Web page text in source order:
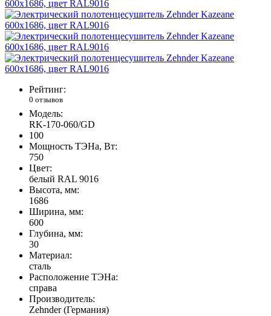
Рейтинг:
0 отзывов
Модель:
RK-170-060/GD
100
Мощность ТЭНа, Вт:
750
Цвет:
белый RAL 9016
Высота, мм:
1686
Ширина, мм:
600
Глубина, мм:
30
Материал:
сталь
Расположение ТЭНа:
справа
Производитель:
Zehnder (Германия)